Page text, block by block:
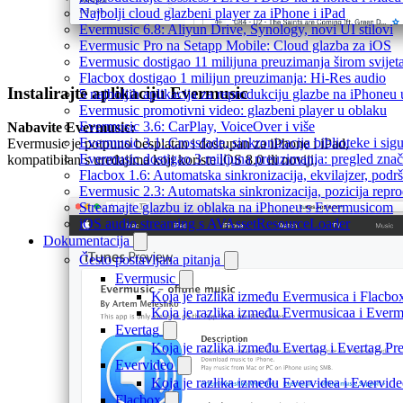
Najbolji cloud glazbeni player za iPhone i iPad
Evermusic 6.8: Aliyun Drive, Synology, novi UI stilovi
Evermusic Pro na Setapp Mobile: Cloud glazba za iOS
Evermusic dostigao 11 milijuna preuzimanja širom
Flacbox dostigao 1 milijun preuzimanja: Hi-Res audio
5 najboljih aplikacija za reprodukciju glazbe na iPhoneu
Evermusic promotivni video: glazbeni player u oblaku
Evermusic 3.6: CarPlay, VoiceOver i više
Evermusic 3.1: Crossfade, sinkronizacija biblioteke i
Evermusic dostigao 3 milijuna preuzimanja: pregled
Flacbox 1.6: Automatska sinkronizacija, ekvilajzer,
Evermusic 2.3: Automatska sinkronizacija, pozicija
Streamajte glazbu iz oblaka na iPhoneu s Evermusicom
iOS audio streaming s AVAssetResourceLoader
Dokumentacija
Često postavljana pitanja
Evermusic
Koja je razlika između Evermusica i
Koja je razlika između Evermusicaa i
Evertag
Koja je razlika između Evertag i Evertag
Evervideo
Koja je razlika između Evervidea i
Flacbox
Instalirajte aplikaciju Evermusic
Nabavite Evermusic:
Evermusic je potpuno besplatan i dostupan za iPhone i iPad,
kompatibilan s uređajima koji koriste iOS 8.0 ili noviji.